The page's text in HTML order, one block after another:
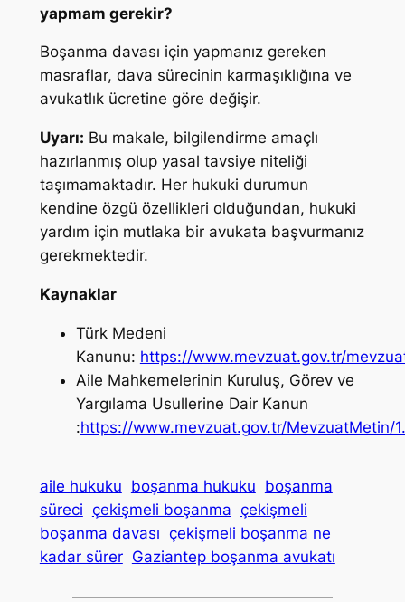
yapmam gerekir?
Boşanma davası için yapmanız gereken
masraflar, dava sürecinin karmaşıklığına ve
avukatlık ücretine göre değişir.
Uyarı: Bu makale, bilgilendirme amaçlı
hazırlanmış olup yasal tavsiye niteliği
taşımamaktadır. Her hukuki durumun
kendine özgü özellikleri olduğundan, hukuki
yardım için mutlaka bir avukata başvurmanız
gerekmektedir.
Kaynaklar
Türk Medeni
Kanunu: https://www.mevzuat.gov.tr/
Aile Mahkemelerinin Kuruluş, Görev ve
Yargılama Usullerine Dair Kanun
:https://www.mevzuat.gov.tr/MevzuatMetin/
aile hukuku boşanma hukuku boşanma
süreci çekişmeli boşanma çekişmeli
boşanma davası çekişmeli boşanma ne
kadar sürer Gaziantep boşanma avukatı